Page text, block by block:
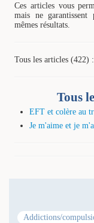
Ces articles vous
mais ne garantissent
mêmes résultats.
Tous les articles (422) :
Tous
EFT et colère au
Je m'aime et je
Addictions/